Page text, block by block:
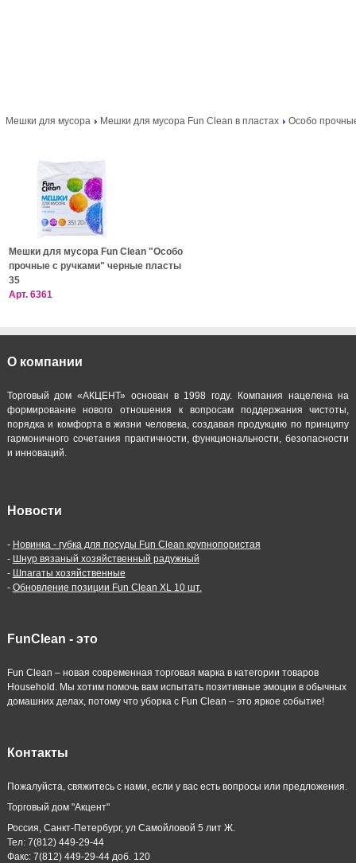
Мешки для мусора Мешки для мусора Fun Clean в пластах Особо
Мешки для мусора Fun Clean "Особо
прочные с ручками" черные пласты
35
Арт. 6361
О компании
Торговый дом «АКЦЕНТ» основан в 1998 году. Компания нацелена на
формирование нового отношения к вопросам поддержания чистоты,
порядка и комфорта в жизни человека, создавая продукцию по принципу
гармоничного сочетания практичности, функциональности, безопасности
и инноваций.
Новости
- Новинка - губка для посуды Fun Clean крупнопористая
- Шнур вязаный хозяйственный радужный
- Шпагаты хозяйственные
- Обновление позиции Fun Clean XL 10 шт.
FunClean - это
Fun Clean – новая современная торговая марка в категории товаров
Household. Мы хотим помочь вам испытать позитивные эмоции в обычных
домашних делах, потому что уборка с Fun Clean – это яркое событие!
Контакты
Пожалуйста, свяжитесь с нами, если у вас есть вопросы или предложения.
Торговый дом "Акцент"
Россия, Санкт-Петербург, ул Самойловой 5 лит Ж.
Тел: 7(812) 449-29-44
Факс: 7(812) 449-29-44 доб. 120